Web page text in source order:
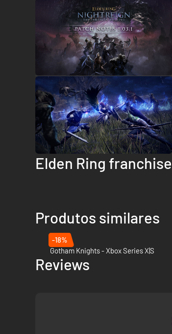
Elden Ring franchise
Produtos similares
-18%
Gotham Knights - Xbox Series X|S
Reviews